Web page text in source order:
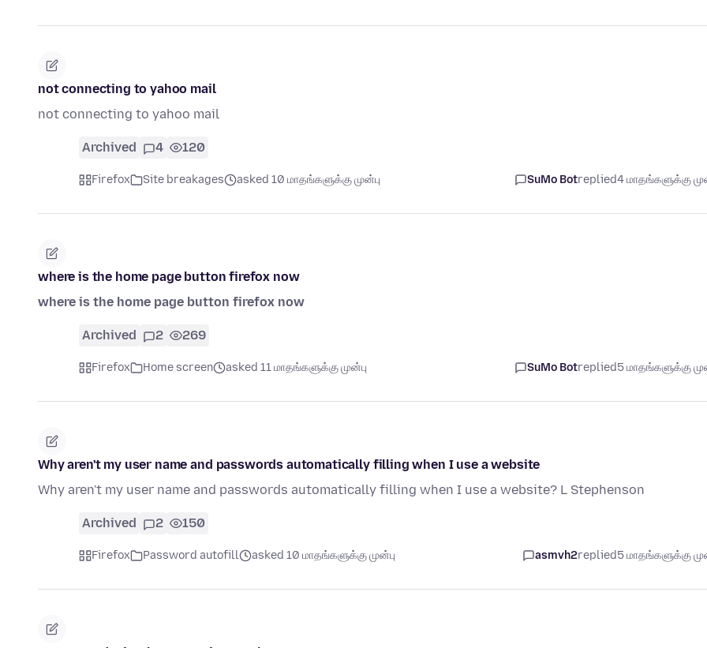
not connecting to yahoo mail
not connecting to yahoo mail
Archived 4 120
Firefox Site breakages asked 10 மாதங்களுக்கு முன்பு SuMo Botreplied4 மாதங்களுக்கு
where is the home page button firefox now
where is the home page button firefox now
Archived 2 269
Firefox Home screen asked 11 மாதங்களுக்கு முன்பு SuMo Botreplied5 மாதங்களுக்கு
Why aren't my user name and passwords automatically filling when I use a website
Why aren't my user name and passwords automatically filling when I use a website? L Stephenson
Archived 2 150
Firefox Password autofill asked 10 மாதங்களுக்கு முன்பு asmvh2replied5 மாதங்களுக்கு